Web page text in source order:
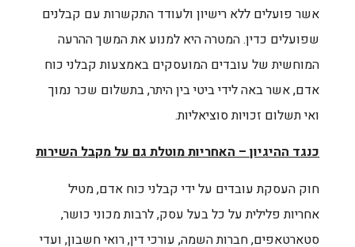
אשר פועלים ללא רישיון ולעודד התקשרות עם קבלנים
שפועלים כדין. המטרה היא למנוע את המשך ההרעה
המוחשית של עובדים המועסקים באמצעות קבלני כוח
אדם, אשר באה לידי ביטי בין היתר, בתשלום שכר נמוך
ואי תשלום זכויות סוציאליות.
כנגד ההיגיון – האחריות מוטלת גם על מקבל השירות
חוק העסקת עובדים על ידי קבלני כוח אדם, מטיל
אחריות פלילית על כל בעל עסק, לרבות מכוני כושר,
סטארטאפים, חברות השמה, עורכי דין, רואי חשבון, ועדי